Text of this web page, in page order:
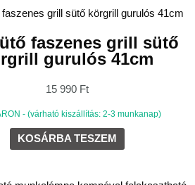
faszenes grill sütő
gurulós 41cm
15 990 Ft
- (várható kiszállítás: 2-3 munkanap)
KOSÁRBA TESZEM